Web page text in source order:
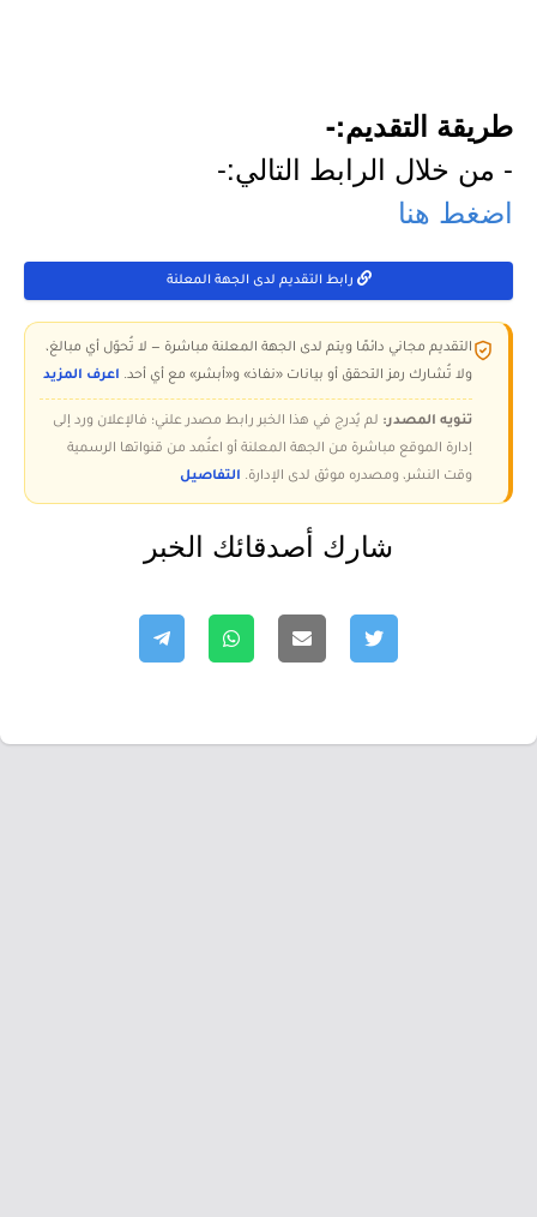
طريقة التقديم:-
- من خلال الرابط التالي:-
اضغط هنا
رابط التقديم لدى الجهة المعلنة
التقديم مجاني دائمًا ويتم لدى الجهة المعلنة مباشرة — لا تُحوّل أي مبالغ،
ولا تُشارك رمز التحقق أو بيانات «نفاذ» و«أبشر» مع أي أحد. اعرف المزيد
تنويه المصدر: لم يُدرج في هذا الخبر رابط مصدر علني؛ فالإعلان ورد إلى
إدارة الموقع مباشرة من الجهة المعلنة أو اعتُمد من قنواتها الرسمية
وقت النشر، ومصدره موثق لدى الإدارة. التفاصيل
شارك أصدقائك الخبر